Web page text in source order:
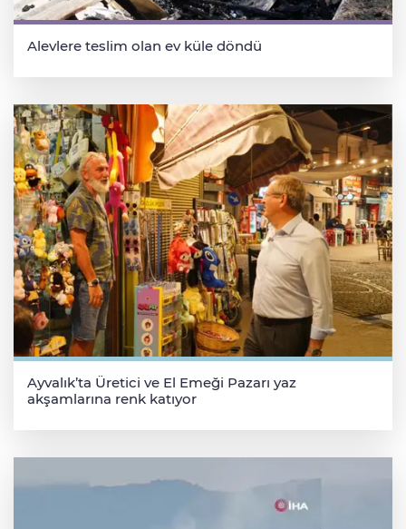
Alevlere teslim olan ev küle döndü
Ayvalık’ta Üretici ve El Emeği Pazarı yaz
akşamlarına renk katıyor